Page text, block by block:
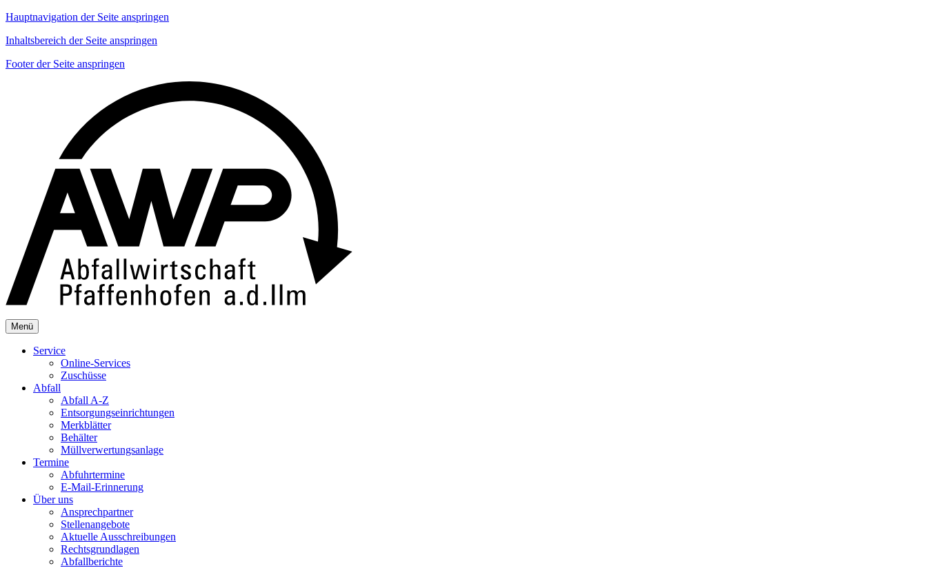
Hauptnavigation der Seite anspringen
Inhaltsbereich der Seite anspringen
Footer der Seite anspringen
Menü
Service
Online-Services
Zuschüsse
Abfall
Abfall A-Z
Entsorgungseinrichtungen
Merkblätter
Behälter
Müllverwertungsanlage
Termine
Abfuhrtermine
E-Mail-Erinnerung
Über uns
Ansprechpartner
Stellenangebote
Aktuelle Ausschreibungen
Rechtsgrundlagen
Abfallberichte